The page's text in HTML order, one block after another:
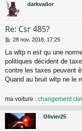
darkvador
Re: Csr 485?
M
s
s
a
g
28 nov. 2018, 17:25
La wltp n est qu une
politiques décident de
contre les taxes peuvent
Quand au bruit wltp ne le
ma voiture : changement
Olivier25